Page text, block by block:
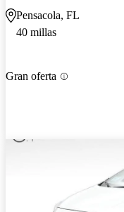
Pensacola, FL
40 millas
Gran oferta